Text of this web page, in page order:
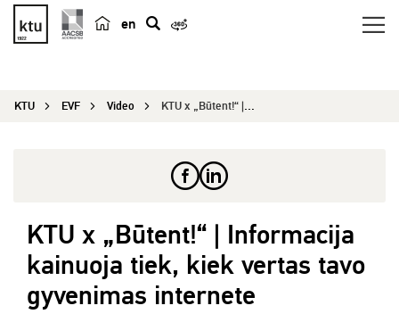
en
KTU EVF Video KTU x „Būtent!“ | Informacija kainuoja tiek, kie...
KTU x „Būtent!“ | Informacija
kainuoja tiek, kiek vertas tavo
gyvenimas internete